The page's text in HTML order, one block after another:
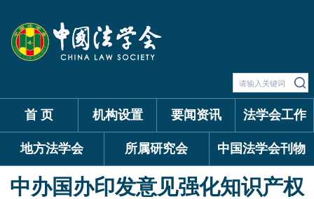
首 页 机构设置 要闻资讯 法学会工作
地方法学会 所属研究会 中国法学会刊物
中办国办印发意见强化知识产权